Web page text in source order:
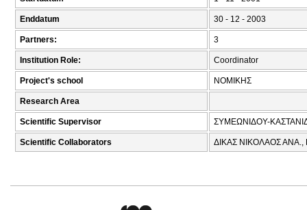
Enddatum 30 - 12 - 2003
Partners: 3
Institution Role: Coordinator
Project's school ΝΟΜΙΚΗΣ
Research Area
Scientific Supervisor ΣΥΜΕΩΝΙΔΟΥ-
Scientific Collaborators ΔΙΚΑΣ ΝΙΚΟΛΑΟΣ